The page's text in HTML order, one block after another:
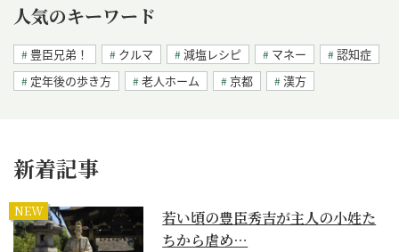
人気のキーワード
豊臣兄弟！ クルマ 減塩レシピ マネー
認知症
定年後の歩き方
老人ホーム 京都 漢方
新着記事
NEW
若い頃の豊臣秀吉が主人の小姓た
ちから虐め…